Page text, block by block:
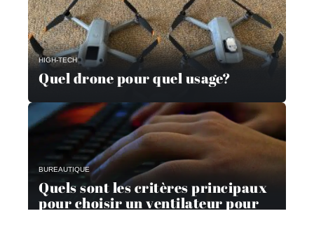
HIGH-TECH
Quel drone pour quel usage?
BUREAUTIQUE
Quels sont les critères principaux
pour choisir un ventilateur pour